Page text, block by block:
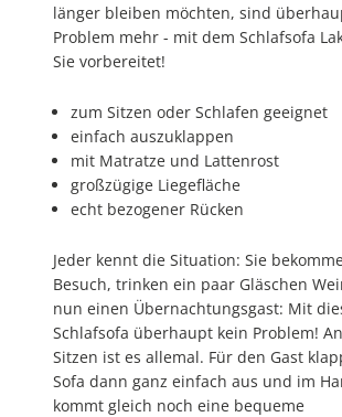
länger bleiben möchten, sind
Problem mehr - mit dem Schlafsofa
Sie vorbereitet!
zum Sitzen oder Schlafen geeignet
einfach auszuklappen
mit Matratze und Lattenrost
großzügige Liegefläche
echt bezogener Rücken
Jeder kennt die Situation: Sie
Besuch, trinken ein paar Gläschen
nun einen Übernachtungsgast: Mit
Schlafsofa überhaupt kein Problem!
Sitzen ist es allemal. Für den Gast
Sofa dann ganz einfach aus und im
kommt gleich noch eine bequeme